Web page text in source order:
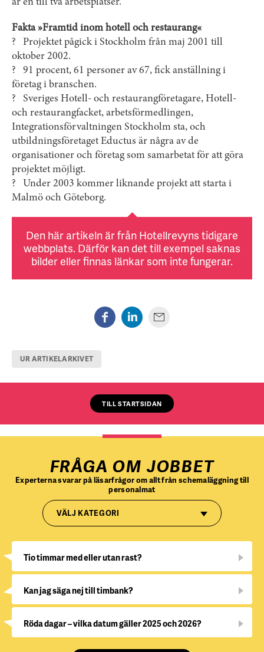
är en till två arbetsplatser.
Fakta »Framtid inom hotell och restaurang«
? Projektet pågick i Stockholm från maj 2001 till
oktober 2002.
? 91 procent, 61 personer av 67, fick anställning i
företag i branschen.
? Sveriges Hotell- och restaurangföretagare, Hotell-
och restaurangfacket, arbetsförmedlingen,
Integrationsförvaltningen Stockholm sta, och
utbildningsföretaget Eductus är några av de
organisationer och företag som samarbetat för att göra
projektet möjligt.
? Under 2003 kommer liknande projekt att starta i
Malmö och Göteborg.
Den här artikeln är från Hotellrevyns tidigare
webbplats. Därför kan det till exempel saknas
bilder eller finnas länkar som inte fungerar.
UR ARTIKELARKIVET
TILL STARTSIDAN
FRÅGA OM JOBBET
Experterna svarar på läsarfrågor om allt från schemaläggning till
personalmat
VÄLJ KATEGORI
Tio timmar med eller utan rast?
Kan jag säga nej till timbank?
Röda dagar – vilka datum gäller 2025 och 2026?